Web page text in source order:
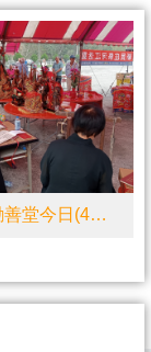
六龜新威勸善堂今日(4月26日)舉行新民庄祭河江活動，傳承客家無形文化資產!